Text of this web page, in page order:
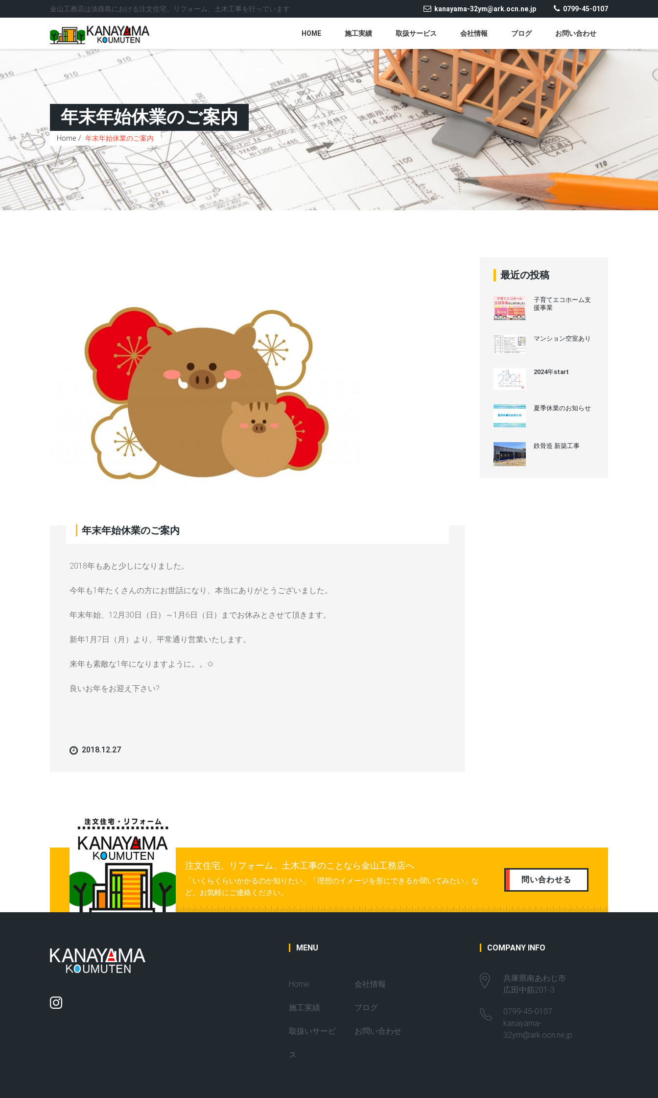
金山工務店は淡路島における注文住宅、リフォーム、土木工事を行っています kanayama-32ym@ark.ocn.ne.jp 0799-45-0107
HOME 施工実績 取扱サービス 会社情報 ブログ お問い合わせ
年末年始休業のご案内
Home 年末年始休業のご案内
年末年始休業のご案内
2018年もあと少しになりました。
今年も1年たくさんの方にお世話になり、本当にありがとうございました。
年末年始、12月30日（日）～1月6日（日）までお休みとさせて頂きます。
新年1月7日（月）より、平常通り営業いたします。
来年も素敵な1年になりますように。。✩
良いお年をお迎え下さい?
2018.12.27
最近の投稿
子育てエコホーム支
援事業
マンション空室あり
2024年start
夏季休業のお知らせ
鉄骨造 新築工事
注文住宅、リフォーム、土木工事のことなら金山工務店へ
「いくらくらいかかるのか知りたい」「理想のイメージを形にできるか聞いてみたい」な
ど、お気軽にご連絡ください。
問い合わせる
MENU
Home
施工実績
取扱いサービ
ス
会社情報
ブログ
お問い合わせ
COMPANY INFO
兵庫県南あわじ市
広田中筋201-3
0799-45-0107
kanayama-
32ym@ark.ocn.ne.jp